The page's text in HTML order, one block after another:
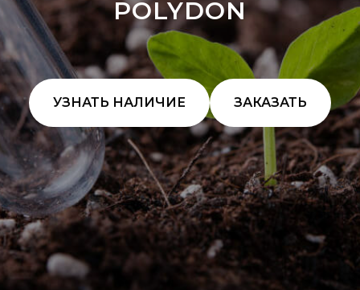
POLYDON
УЗНАТЬ НАЛИЧИЕ ЗАКАЗАТЬ